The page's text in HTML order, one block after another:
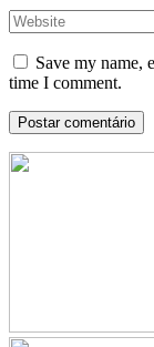
Save my name,
time I comment.